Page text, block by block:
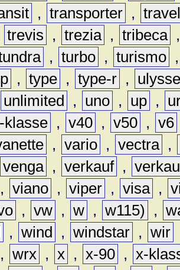
, transporter ,
trevis , trezia , tribeca
, turbo , turismo
, type , type-r ,
unlimited , uno , up ,
klasse , v40 , v50 , v6
, vario , vectra ,
venga , verkauf ,
, viano , viper , visa ,
, vw , w , w115) ,
, wind , windstar , wir
, wrx , x , x-90 , x-